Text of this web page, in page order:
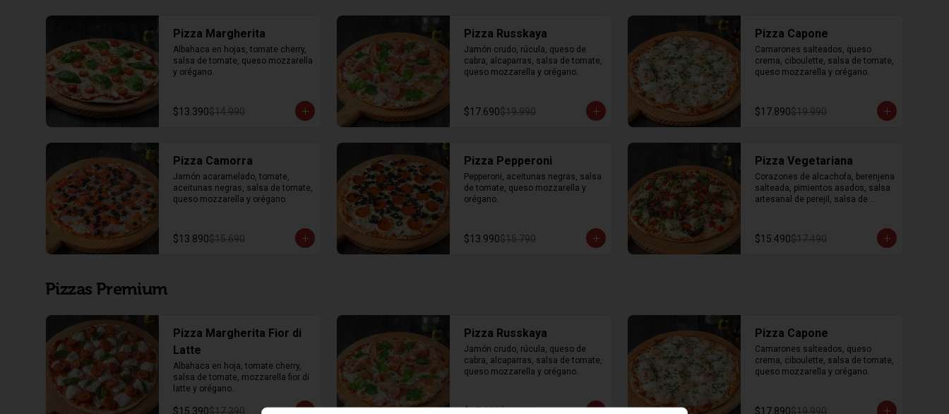
Pizza Margherita
Albahaca en hojas, tomate cherry,
salsa de tomate, queso mozzarella
y orégano.
$13.390$14.990
Pizza Russkaya
Jamón crudo, rúcula, queso de
cabra, alcaparras, salsa de tomate,
queso mozzarella y orégano.
$17.690$19.990
Pizza Capone
Camarones salteados, queso
crema, ciboulette, salsa de tomate,
queso mozzarella y orégano.
$17.890$19.990
Pizza Camorra
Jamón acaramelado, tomate,
aceitunas negras, salsa de tomate,
queso mozzarella y orégano.
$13.890$15.690
Pizza Pepperoni
Pepperoni, aceitunas negras, salsa
de tomate, queso mozzarella y
orégano.
$13.990$15.790
Pizza Vegetariana
Corazones de alcachofa, berenjena
salteada, pimientos asados, salsa
artesanal de perejil, salsa de
$15.490$17.490
Pizzas Premium
Pizza Margherita Fior di
Latte
Albahaca en hoja, tomate cherry,
salsa de tomate, mozzarella fior di
latte y orégano.
$15.390$17.390
Pizza Russkaya
Jamón crudo, rúcula, queso de
cabra, alcaparras, salsa de tomate,
queso mozzarella y orégano.
$17.690$19.990
Pizza Capone
Camarones salteados, queso
crema, ciboulette, salsa de tomate,
queso mozzarella y orégano.
$17.890$19.990